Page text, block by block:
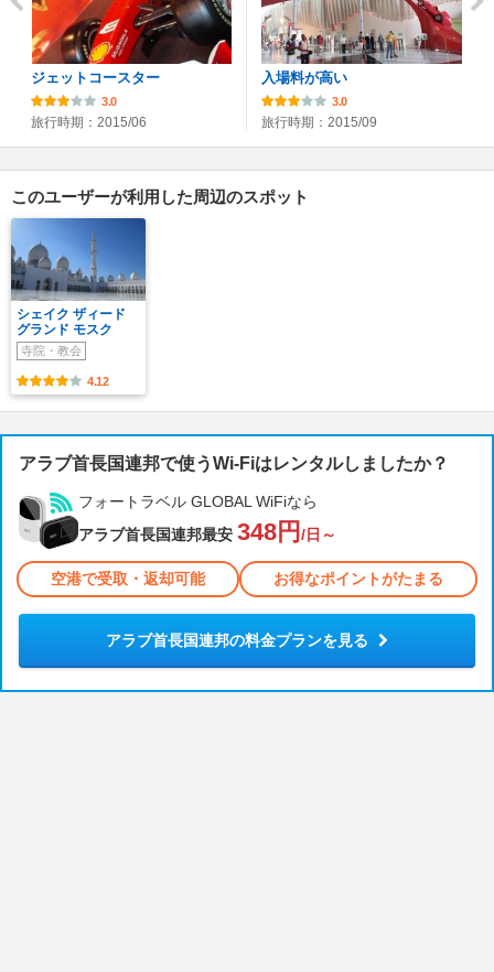
ジェットコースター
3.0
旅行時期：2015/06
入場料が高い
3.0
旅行時期：2015/09
このユーザーが利用した周辺のスポット
シェイク ザィード
グランド モスク
寺院・教会
4.12
アラブ首長国連邦で使うWi-Fiはレンタルしましたか？
フォートラベル GLOBAL WiFiなら
アラブ首長国連邦最安 348円 /日～
空港で受取・返却可能 お得なポイントがたまる
アラブ首長国連邦の料金プランを見る